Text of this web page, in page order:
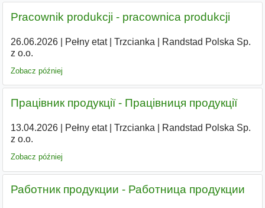
Pracownik produkcji - pracownica produkcji
26.06.2026| Pełny etat| Trzcianka
Randstad Polska Sp.
z o.o.
Zobacz później
Працівник продукції - Працівниця продукції
13.04.2026| Pełny etat| Trzcianka
Randstad Polska Sp.
z o.o.
Zobacz później
Работник продукции - Работница продукции